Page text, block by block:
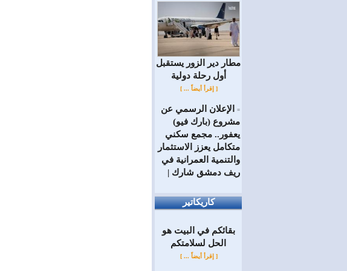
مطار دير الزور يستقبل
أول رحلة دولية
[ إقرأ أيضاً ... ]
=
الإعلان الرسمي عن
مشروع (بارك فيو)
يعفور.. مجمع سكني
متكامل يعزز الاستثمار
والتنمية العمرانية في
ريف دمشق شارك |
كاريكاتير
بقائكم في البيت هو
الحل لسلامتكم
[ إقرأ أيضاً ... ]